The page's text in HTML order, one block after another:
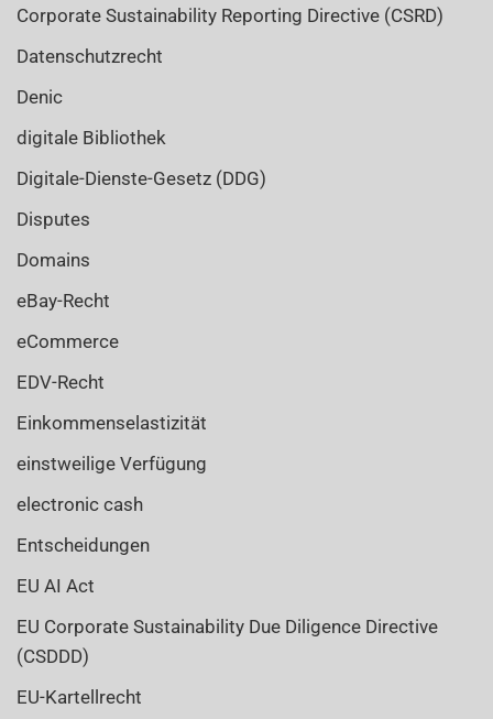
Corporate Sustainability Reporting Directive (CSRD)
Datenschutzrecht
Denic
digitale Bibliothek
Digitale-Dienste-Gesetz (DDG)
Disputes
Domains
eBay-Recht
eCommerce
EDV-Recht
Einkommenselastizität
einstweilige Verfügung
electronic cash
Entscheidungen
EU AI Act
EU Corporate Sustainability Due Diligence Directive
(CSDDD)
EU-Kartellrecht